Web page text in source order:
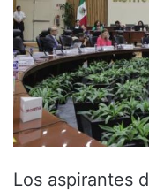
Los aspirantes